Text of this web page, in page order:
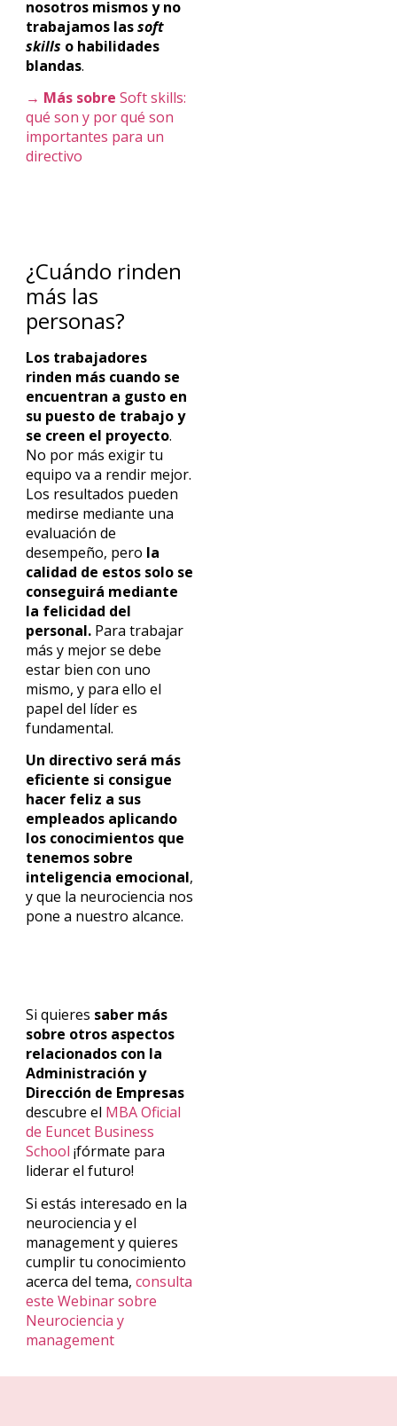
nosotros mismos y no
trabajamos lassoft
skills o habilidades
blandas.
→ Más sobre Soft skills:
qué son y por qué son
importantes para un
directivo
¿Cuándo rinden
más las
personas?
Los trabajadores
rinden más cuando se
encuentran a gusto en
su puesto de trabajo y
se creen el proyecto.
No por más exigir tu
equipo va a rendir mejor.
Los resultados pueden
medirse mediante una
evaluación de
desempeño, pero la
calidad de estos solo se
conseguirá mediante
la felicidad del
personal.Para trabajar
más y mejor se debe
estar bien con uno
mismo, y para ello el
papel del líder es
fundamental.
Un directivo será más
eficiente si consigue
hacer feliz a sus
empleados aplicando
los conocimientos que
tenemos sobre
inteligencia emocional,
y que la neurociencia nos
pone a nuestro alcance.
Si quieres saber más
sobre otros aspectos
relacionados con la
Administración y
Dirección de Empresas
descubre el MBA Oficial
de Euncet Business
School ¡fórmate para
liderar el futuro!
Si estás interesado en la
neurociencia y el
management y quieres
cumplir tu conocimiento
acerca del tema, consulta
este Webinar sobre
Neurociencia y
management